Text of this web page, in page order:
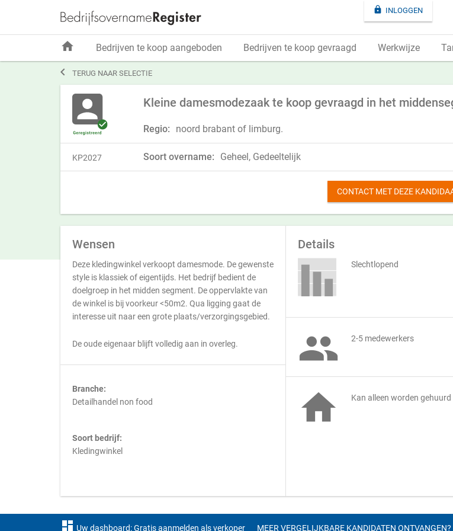
 TERUG NAAR SELECTIE
Kleine damesmodezaak te koop gevraagd in het
Regio: noord brabant of limburg.
KP2027 Soort overname: Geheel, Gedeeltelijk
CONTACT MET DEZE
Wensen
Deze kledingwinkel verkoopt damesmode. De gewenste
style is klassiek of eigentijds. Het bedrijf bedient de
doelgroep in het midden segment. De oppervlakte van
de winkel is bij voorkeur <50m2. Qua ligging gaat de
interesse uit naar een grote plaats/verzorgingsgebied.
De oude eigenaar blijft volledig aan in overleg.
Branche:
Detailhandel non food
Soort bedrijf:
Kledingwinkel
Details
Slechtlopend
 2-5 medewerkers
 Kan alleen worden gehuurd
 INLOGGEN
home Bedrijven te koop aangeboden Bedrijven te koop gevraagd Werkwijze
dashboard Uw dashboard: Gratis aanmelden als verkoper MEER VERGELIJKBARE KANDIDATEN ONTVANGEN?